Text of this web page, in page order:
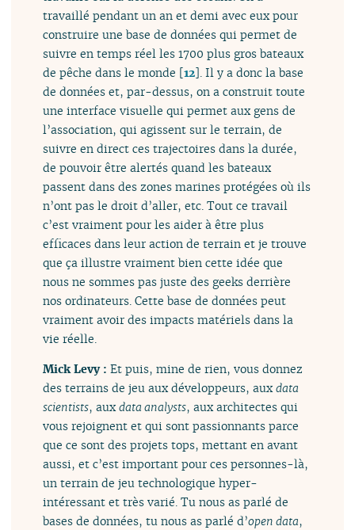
travaillé pendant un an et demi avec eux pour
construire une base de données qui permet de
suivre en temps réel les 1700 plus gros bateaux
de pêche dans le monde [12]. Il y a donc la base
de données et, par-dessus, on a construit toute
une interface visuelle qui permet aux gens de
l’association, qui agissent sur le terrain, de
suivre en direct ces trajectoires dans la durée,
de pouvoir être alertés quand les bateaux
passent dans des zones marines protégées où ils
n’ont pas le droit d’aller, etc. Tout ce travail
c’est vraiment pour les aider à être plus
efficaces dans leur action de terrain et je trouve
que ça illustre vraiment bien cette idée que
nous ne sommes pas juste des geeks derrière
nos ordinateurs. Cette base de données peut
vraiment avoir des impacts matériels dans la
vie réelle.
Mick Levy :Et puis, mine de rien, vous donnez
des terrains de jeu aux développeurs, auxdata
scientists, auxdata analysts, aux architectes qui
vous rejoignent et qui sont passionnants parce
que ce sont des projets tops, mettant en avant
aussi, et c’est important pour ces personnes-là,
un terrain de jeu technologique hyper-
intéressant et très varié. Tu nous as parlé de
bases de données, tu nous as parlé d’open data,